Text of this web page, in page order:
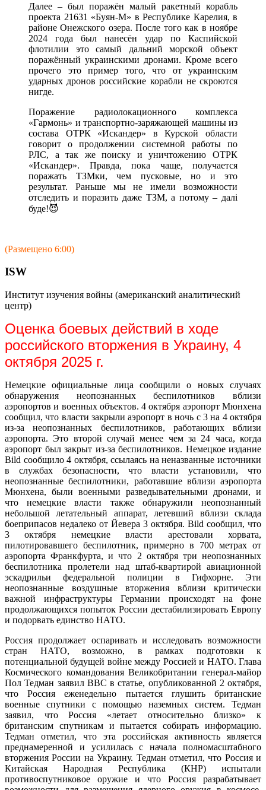
Далее – был поражён малый ракетный корабль
проекта 21631 «Буян-М» в Республике Карелия, в
районе Онежского озера. После того как в ноябре
2024 года был нанесён удар по Каспийской
флотилии это самый дальний морской объект
поражённый украинскими дронами. Кроме всего
прочего это пример того, что от украинским
ударных дронов российские корабли не скроются
нигде.
Поражение радиолокационного комплекса
«Гармонь» и транспортно-заряжающей машины из
состава ОТРК «Искандер» в Курской области
говорит о продолжении системной работы по
РЛС, а так же поиску и уничтожению ОТРК
«Искандер». Правда, пока чаще, получается
поражать ТЗМки, чем пусковые, но и это
результат. Раньше мы не имели возможности
отследить и поразить даже ТЗМ, а потому – далі
буде!😈
(Размещено 6:00)
ISW
Институт изучения войны (американский аналитический
центр)
Оценка боевых действий в ходе
российского вторжения в Украину, 4
октября 2025 г.
Немецкие официальные лица сообщили о новых случаях
обнаружения неопознанных беспилотников вблизи
аэропортов и военных объектов. 4 октября аэропорт Мюнхена
сообщил, что власти закрыли аэропорт в ночь с 3 на 4 октября
из-за неопознанных беспилотников, работающих вблизи
аэропорта. Это второй случай менее чем за 24 часа, когда
аэропорт был закрыт из-за беспилотников. Немецкое издание
Bild сообщило 4 октября, ссылаясь на неназванные источники
в службах безопасности, что власти установили, что
неопознанные беспилотники, работавшие вблизи аэропорта
Мюнхена, были военными разведывательными дронами, и
что немецкие власти также обнаружили неопознанный
небольшой летательный аппарат, летевший вблизи склада
боеприпасов недалеко от Йевера 3 октября. Bild сообщил, что
3 октября немецкие власти арестовали хорвата,
пилотировавшего беспилотник, примерно в 700 метрах от
аэропорта Франкфурта, и что 2 октября три неопознанных
беспилотника пролетели над штаб-квартирой авиационной
эскадрильи федеральной полиции в Гифхорне. Эти
неопознанные воздушные вторжения вблизи критически
важной инфраструктуры Германии происходят на фоне
продолжающихся попыток России дестабилизировать Европу
и подорвать единство НАТО.
Россия продолжает оспаривать и исследовать возможности
стран НАТО, возможно, в рамках подготовки к
потенциальной будущей войне между Россией и НАТО. Глава
Космического командования Великобритании генерал-майор
Пол Тедман заявил BBC в статье, опубликованной 2 октября,
что Россия еженедельно пытается глушить британские
военные спутники с помощью наземных систем. Тедман
заявил, что Россия «летает относительно близко» к
британским спутникам и пытается собирать информацию.
Тедман отметил, что эта российская активность является
преднамеренной и усилилась с начала полномасштабного
вторжения России на Украину. Тедман отметил, что Россия и
Китайская Народная Республика (КНР) испытали
противоспутниковое оружие и что Россия разрабатывает